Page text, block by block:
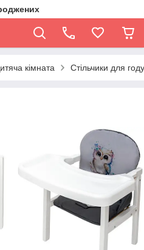
кімната Стільчики для